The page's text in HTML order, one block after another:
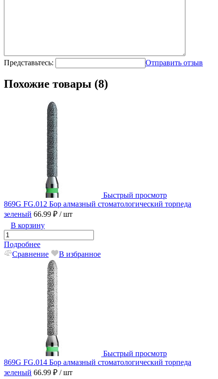
Представьтесь: Отправить отзыв
Похожие товары (8)
Быстрый просмотр
869G FG.012 Бор алмазный стоматологический торпеда
зеленый 66.99 ₽ / шт
В корзину
Подробнее
Сравнение
В избранное
Быстрый просмотр
869G FG.014 Бор алмазный стоматологический торпеда
зеленый 66.99 ₽ / шт